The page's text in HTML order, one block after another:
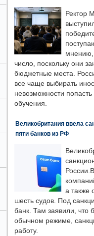
Ректор
мнению,
число, поскольку они
бюджетные места.
все чаще выбирать
невозможности
обучения.
Великобритания ввела
пяти банков из РФ
а также
шесть судов. Под
банк. Там заявили, что
обычном режиме,
работу.